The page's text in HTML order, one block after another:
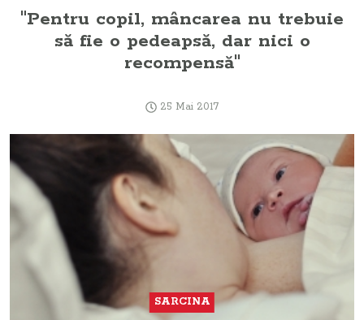
"Pentru copil, mâncarea nu trebuie
să fie o pedeapsă, dar nici o
recompensă"
25 Mai 2017
SARCINA